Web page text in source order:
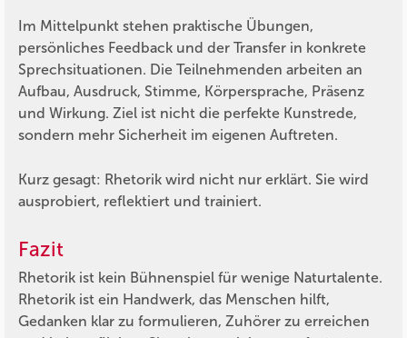
Im Mittelpunkt stehen praktische Übungen,
persönliches Feedback und der Transfer in konkrete
Sprechsituationen. Die Teilnehmenden arbeiten an
Aufbau, Ausdruck, Stimme, Körpersprache, Präsenz
und Wirkung. Ziel ist nicht die perfekte Kunstrede,
sondern mehr Sicherheit im eigenen Auftreten.
Kurz gesagt: Rhetorik wird nicht nur erklärt. Sie wird
ausprobiert, reflektiert und trainiert.
Fazit
Rhetorik ist kein Bühnenspiel für wenige Naturtalente.
Rhetorik ist ein Handwerk, das Menschen hilft,
Gedanken klar zu formulieren, Zuhörer zu erreichen